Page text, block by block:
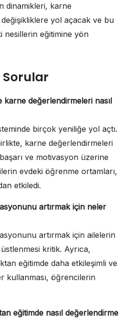
dinamikleri, karne
yol açacak ve bu
nesillerin eğitimine yön
Sorular
karne değerlendirmeleri nasıl
birçok yeniliğe yol açtı.
karne değerlendirmeleri
ve motivasyon üzerine
evdeki öğrenme ortamları,
etkiledi.
artırmak için neler
artırmak için ailelerin
kritik. Ayrıca,
eğitimde daha etkileşimli ve
kullanması, öğrencilerin
eğitimde nasıl değerlendirme